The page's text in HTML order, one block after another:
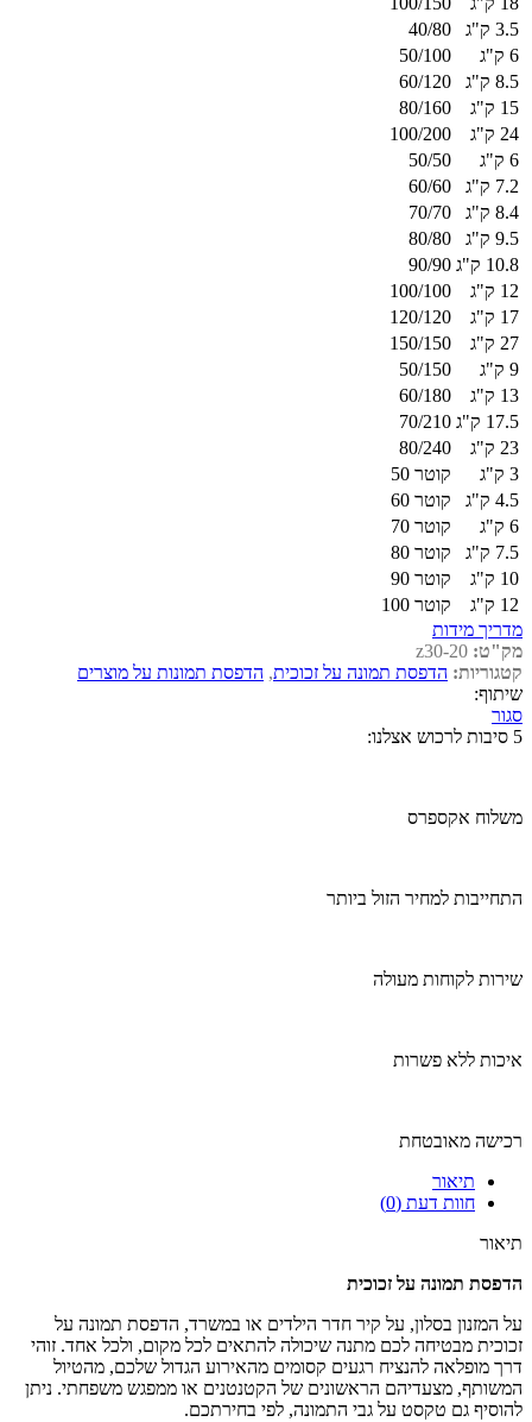
3.5 ק"ג
40/80
6 ק"ג
50/100
8.5 ק"ג
60/120
15 ק"ג
80/160
24 ק"ג
100/200
6 ק"ג
50/50
7.2 ק"ג
60/60
8.4 ק"ג
70/70
9.5 ק"ג
80/80
10.8 ק"ג
90/90
12 ק"ג
100/100
17 ק"ג
120/120
27 ק"ג
150/150
9 ק"ג
50/150
13 ק"ג
60/180
17.5 ק"ג
70/210
23 ק"ג
80/240
3 ק"ג
קוטר 50
4.5 ק"ג
קוטר 60
6 ק"ג
קוטר 70
7.5 ק"ג
קוטר 80
10 ק"ג
קוטר 90
12 ק"ג
קוטר 100
מדריך מידות
מק"ט: z30-20
קטגוריות: הדפסת תמונה על זכוכית, הדפסת תמונות על מוצרים
שיתוף:
סגור
5 סיבות לרכוש אצלנו:
משלוח אקספרס
התחייבות למחיר הזול ביותר
שירות לקוחות מעולה
איכות ללא פשרות
רכישה מאובטחת
תיאור
חוות דעת (0)
תיאור
הדפסת תמונה על זכוכית
על המזנון בסלון, על קיר חדר הילדים או במשרד, הדפסת תמונה על
זכוכית מבטיחה לכם מתנה שיכולה להתאים לכל מקום, ולכל אחד. זוהי
דרך מופלאה להנציח רגעים קסומים מהאירוע הגדול שלכם, מהטיול
המשותף, מצעדיהם הראשונים של הקטנטנים או ממפגש משפחתי. ניתן
להוסיף גם טקסט על גבי התמונה, לפי בחירתכם.